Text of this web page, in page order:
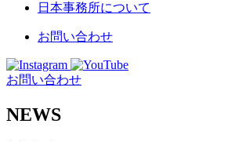
日本事務所について
お問い合わせ
お問い合わせ
NEWS